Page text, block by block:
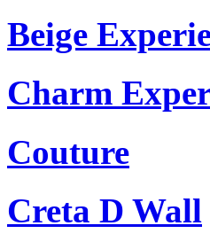
Beige
Charm
Couture
Creta D Wall